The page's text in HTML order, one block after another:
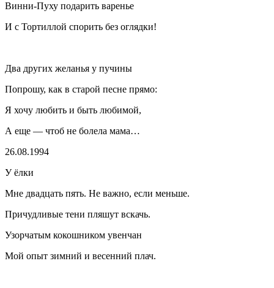
Винни-Пуху подарить варенье
И с Тортиллой спорить без оглядки!
Два других желанья у пучины
Попрошу, как в старой песне прямо:
Я хочу любить и быть любимой,
А еще — чтоб не болела мама…
26.08.1994
У ёлки
Мне двадцать пять. Не важно, если меньше.
Причудливые тени пляшут вскачь.
Узорчатым кокошником увенчан
Мой опыт зимний и весенний плач.